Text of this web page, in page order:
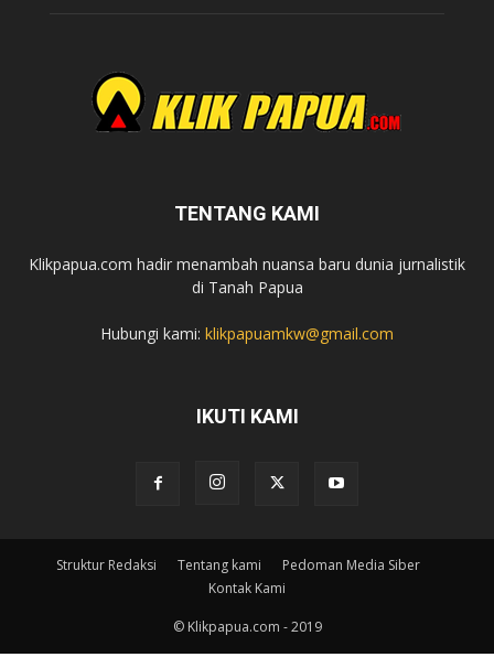
TENTANG KAMI
Klikpapua.com hadir menambah nuansa baru dunia jurnalistik
di Tanah Papua
Hubungi kami: klikpapuamkw@gmail.com
IKUTI KAMI
Struktur Redaksi Tentang kami
Pedoman Media Siber
Kontak Kami
© Klikpapua.com - 2019